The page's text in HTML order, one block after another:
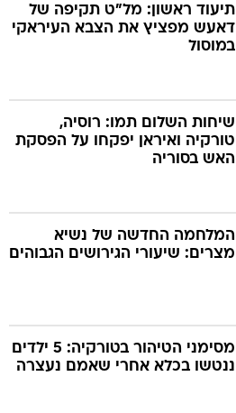
תיעוד ראשון: מל"ט תקיפה של
דאעש מפציץ את הצבא העיראקי
במוסול
שיחות השלום תמו: רוסיה,
טורקיה ואיראן יפקחו על הפסקת
האש בסוריה
המלחמה החדשה של נשיא
מצרים: שיעורי הגירושים הגבוהים
מסימני הטיהור בטורקיה: 5 ילדים
ננטשו בכלא אחרי שאמם נעצרה